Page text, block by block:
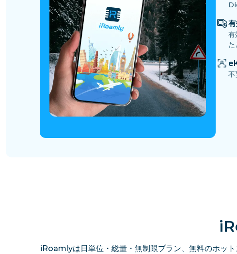
有
た
不
iRoamlyは日単位・総量・無制限プラン、無料のホッ